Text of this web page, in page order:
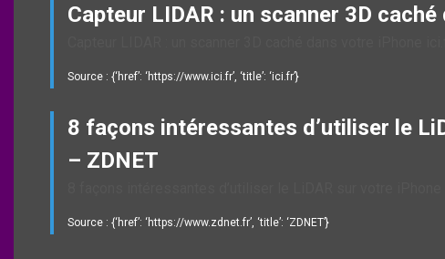
Capteur LIDAR : un scanner 3D
Source : {‘href’: ‘https://www.ici.fr’, ‘title’: ‘ici.fr’}
8 façons intéressantes d’utiliser le
– ZDNET
Source : {‘href’: ‘https://www.zdnet.fr’, ‘title’: ‘ZDNET’}